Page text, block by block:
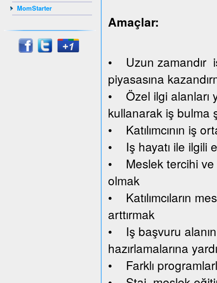
MomStarter
Amaçlar:
• Uzun zamandır
piyasasına
• Özel ilgi alanları
kullanarak iş bulma
• Katılımcının iş
• Iş hayatı ile ilgili
• Meslek tercihi ve
olmak
• Katılımcıların
arttırmak
• Iş başvuru
hazırlamalarına
• Farklı